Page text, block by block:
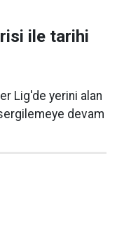
ile tarihi
Lig'de yerini alan
devam